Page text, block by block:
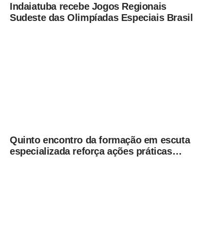
Indaiatuba recebe Jogos Regionais
Sudeste das Olimpíadas Especiais Brasil
Quinto encontro da formação em escuta
especializada reforça ações práticas